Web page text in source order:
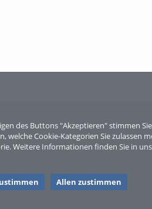
des Buttons "Akzeptieren" stimmen
welche Cookie-Kategorien Sie zulassen
Weitere Informationen finden Sie in
Allen zustimmen